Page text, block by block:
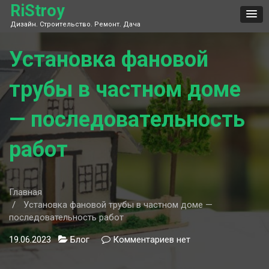
Skip
content
RiStroy
Дизайн. Строительство. Ремонт. Дача
Установка фановой
трубы в частном доме
— последовательность
работ
Главная
Установка фановой трубы в частном доме —
последовательность работ
19.06.2023 Блог Комментариев кнет